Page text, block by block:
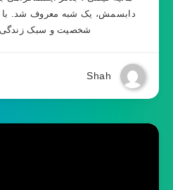
دابسمش، یک شبه معروف شد. با
شخصیت و سبک زندگی
Shah